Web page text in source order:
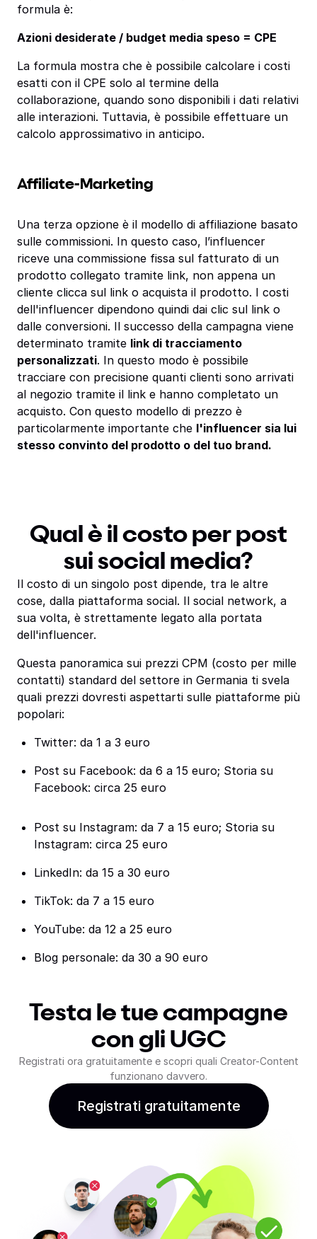
formula è:
Azioni desiderate / budget media speso = CPE
La formula mostra che è possibile calcolare i costi
esatti con il CPE solo al termine della
collaborazione, quando sono disponibili i dati relativi
alle interazioni. Tuttavia, è possibile effettuare un
calcolo approssimativo in anticipo.
Affiliate-Marketing
Una terza opzione è il modello di affiliazione basato
sulle commissioni. In questo caso, l’influencer
riceve una commissione fissa sul fatturato di un
prodotto collegato tramite link, non appena un
cliente clicca sul link o acquista il prodotto. I costi
dell'influencer dipendono quindi dai clic sul link o
dalle conversioni. Il successo della campagna viene
determinato tramite link di tracciamento
personalizzati. In questo modo è possibile
tracciare con precisione quanti clienti sono arrivati
al negozio tramite il link e hanno completato un
acquisto. Con questo modello di prezzo è
particolarmente importante che l'influencer sia lui
stesso convinto del prodotto o del tuo brand.
Qual è il costo per post
sui social media?
Il costo di un singolo post dipende, tra le altre
cose, dalla piattaforma social. Il social network, a
sua volta, è strettamente legato alla portata
dell'influencer.
Questa panoramica sui prezzi CPM (costo per mille
contatti) standard del settore in Germania ti svela
quali prezzi dovresti aspettarti sulle piattaforme più
popolari:
Twitter: da 1 a 3 euro
Post su Facebook: da 6 a 15 euro; Storia su
Facebook: circa 25 euro
Post su Instagram: da 7 a 15 euro; Storia su
Instagram: circa 25 euro
LinkedIn: da 15 a 30 euro
TikTok: da 7 a 15 euro
YouTube: da 12 a 25 euro
Blog personale: da 30 a 90 euro
Testa le tue campagne
con gli UGC
Registrati ora gratuitamente e scopri quali Creator-Content
funzionano davvero.
Registrati gratuitamente